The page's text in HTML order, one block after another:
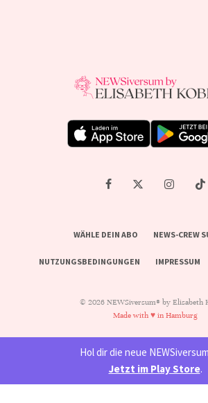
WÄHLE DEIN ABO NEWS-CREW
NUTZUNGSBEDINGUNGEN IMPRESSUM
© 2026 NEWSiversum® by Elisabeth
Made with ♥ in Hamburg
Hol dir die neue
Jetzt im Play Store.